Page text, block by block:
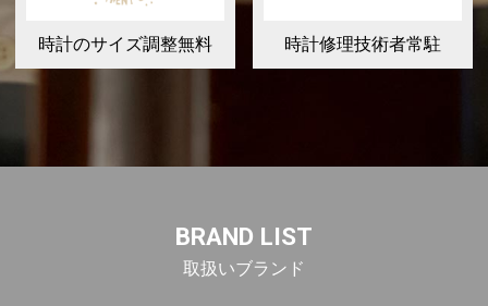
時計のサイズ調整無料 時計修理技術者常駐
BRAND LIST
取扱いブランド